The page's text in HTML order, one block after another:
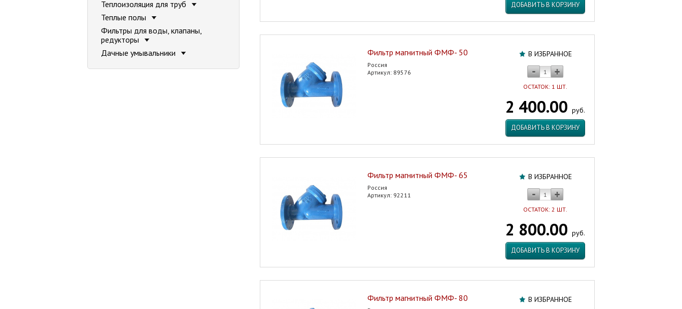
ДОБАВИТЬ В КОРЗИНУ
В ИЗБРАННОЕ
ОСТАТОК: 1 ШТ.
2 400.00 руб.
ДОБАВИТЬ В КОРЗИНУ
Фильтр магнитный ФМФ- 50
Россия
Артикул: 89576
В ИЗБРАННОЕ
ОСТАТОК: 2 ШТ.
2 800.00 руб.
ДОБАВИТЬ В КОРЗИНУ
Фильтр магнитный ФМФ- 65
Россия
Артикул: 92211
В ИЗБРАННОЕ
Фильтр магнитный ФМФ- 80
Теплоизоляция для труб
Теплые полы
Фильтры для воды, клапаны,
редукторы
Дачные умывальники